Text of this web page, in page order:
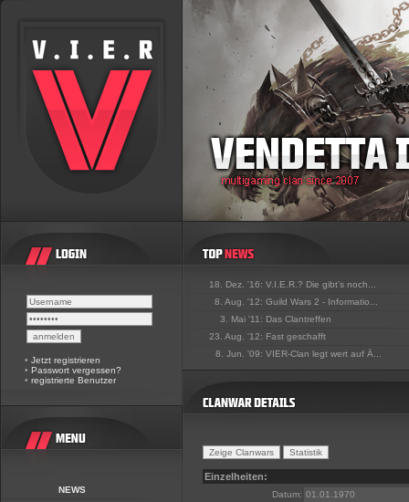
• Jetzt registrieren
• Passwort vergessen?
• registrierte Benutzer
NEWS
18. Dez. '16: V.I.E.R.? Die gibt's noch...
8. Aug. '12: Guild Wars 2 - Informatio...
3. Mai '11: Das Clantreffen
23. Aug. '12: Fast geschafft
8. Jun. '09: VIER-Clan legt wert auf Ä...
Einzelheiten:
Datum: 01.01.1970